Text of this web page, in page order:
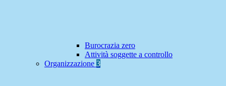
Burocrazia zero
Attività soggette a controllo
Organizzazione 3